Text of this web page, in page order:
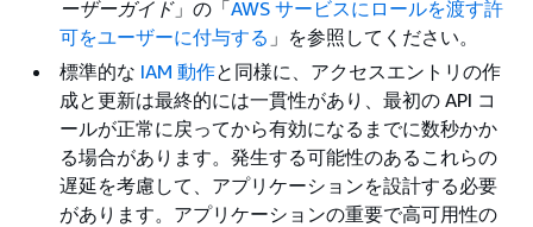
ーザーガイド」の「AWS サービスにロールを渡す許
可をユーザーに付与する 」を参照してください。
標準的な IAM 動作と同様に、アクセスエントリの作
成と更新は最終的には一貫性があり、最初の API コ
ールが正常に戻ってから有効になるまでに数秒かか
る場合があります。発生する可能性のあるこれらの
遅延を考慮して、アプリケーションを設計する必要
があります。アプリケーションの重要で高可用性の